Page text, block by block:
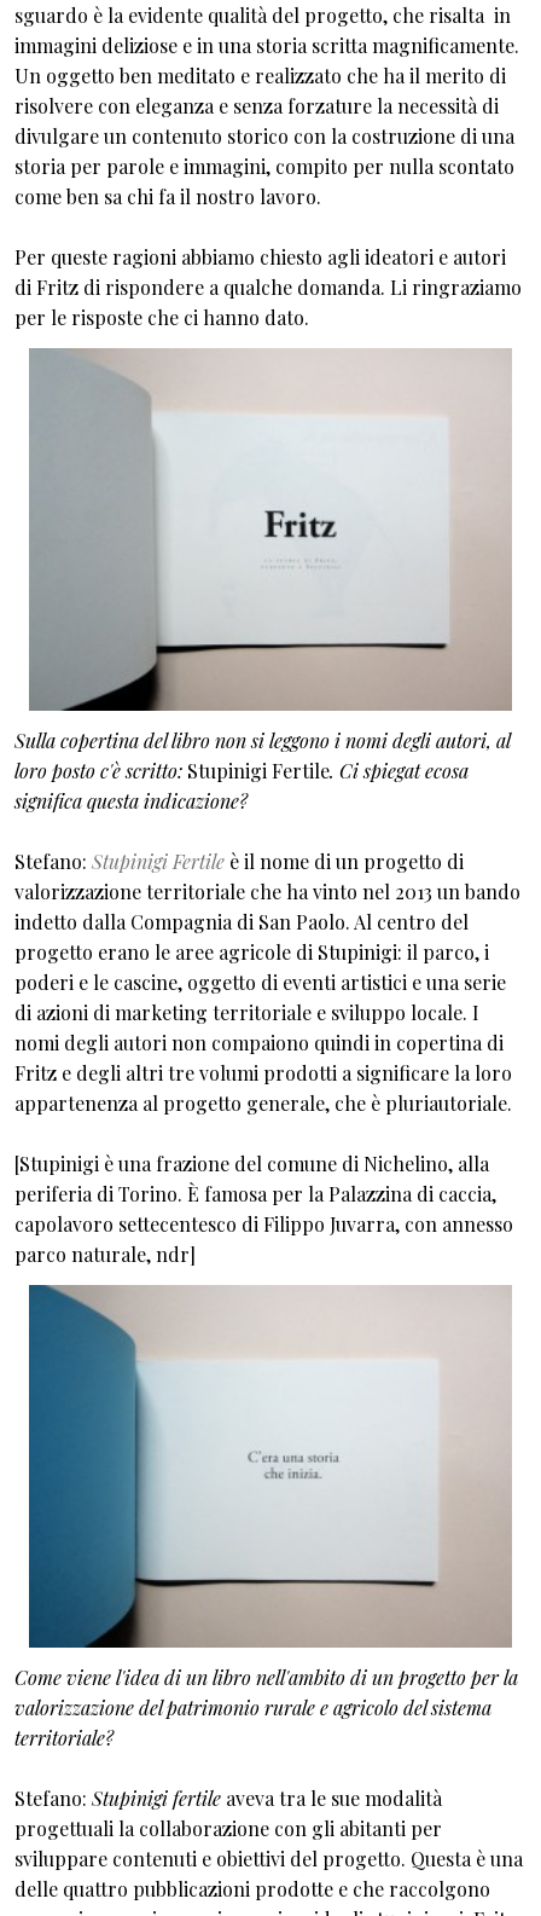
sguardo è la evidente qualità del progetto, che risalta in
immagini deliziose e in una storia scritta magnificamente.
Un oggetto ben meditato e realizzato che ha il merito di
risolvere con eleganza e senza forzature la necessità di
divulgare un contenuto storico con la costruzione di una
storia per parole e immagini, compito per nulla scontato
come ben sa chi fa il nostro lavoro.
Per queste ragioni abbiamo chiesto agli ideatori e autori
di Fritz di rispondere a qualche domanda. Li ringraziamo
per le risposte che ci hanno dato.
Sulla copertina del libro non si leggono i nomi degli autori, al
loro posto c'è scritto: Stupinigi Fertile. Ci spiegat ecosa
significa questa indicazione?
Stefano: Stupinigi Fertile è il nome di un progetto di
valorizzazione territoriale che ha vinto nel 2013 un bando
indetto dalla Compagnia di San Paolo. Al centro del
progetto erano le aree agricole di Stupinigi: il parco, i
poderi e le cascine, oggetto di eventi artistici e una serie
di azioni di marketing territoriale e sviluppo locale. I
nomi degli autori non compaiono quindi in copertina di
Fritz e degli altri tre volumi prodotti a significare la loro
appartenenza al progetto generale, che è pluriautoriale.
[Stupinigi è una frazione del comune di Nichelino, alla
periferia di Torino. È famosa per la Palazzina di caccia,
capolavoro settecentesco di Filippo Juvarra, con annesso
parco naturale, ndr]
Come viene l'idea di un libro nell'ambito di un progetto per la
valorizzazione del patrimonio rurale e agricolo del sistema
territoriale?
Stefano:Stupinigi fertile aveva tra le sue modalità
progettuali la collaborazione con gli abitanti per
sviluppare contenuti e obiettivi del progetto. Questa è una
delle quattro pubblicazioni prodotte e che raccolgono